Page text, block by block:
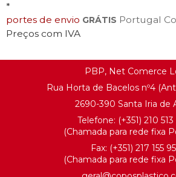
*
portes de envio GRÁTIS Portugal
Preços com IVA
PBP, Net Comerce
Rua Horta de Bacelos nº4
2690-390 Santa Iria de
Telefone: (+351) 210
(Chamada para rede fixa
Fax: (+351) 217 155
(Chamada para rede fixa